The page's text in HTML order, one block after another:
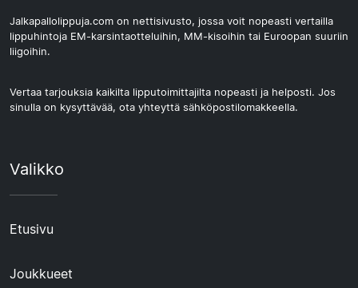
Jalkapallolippuja.com on nettisivusto, jossa voit nopeasti vertailla
lippuhintoja EM-karsintaotteluihin, MM-kisoihin tai Euroopan suuriin
liigoihin.
Vertaa tarjouksia kaikilta lipputoimittajilta nopeasti ja helposti. Jos
sinulla on kysyttävää, ota yhteyttä sähköpostilomakkeella.
Valikko
Etusivu
Joukkueet